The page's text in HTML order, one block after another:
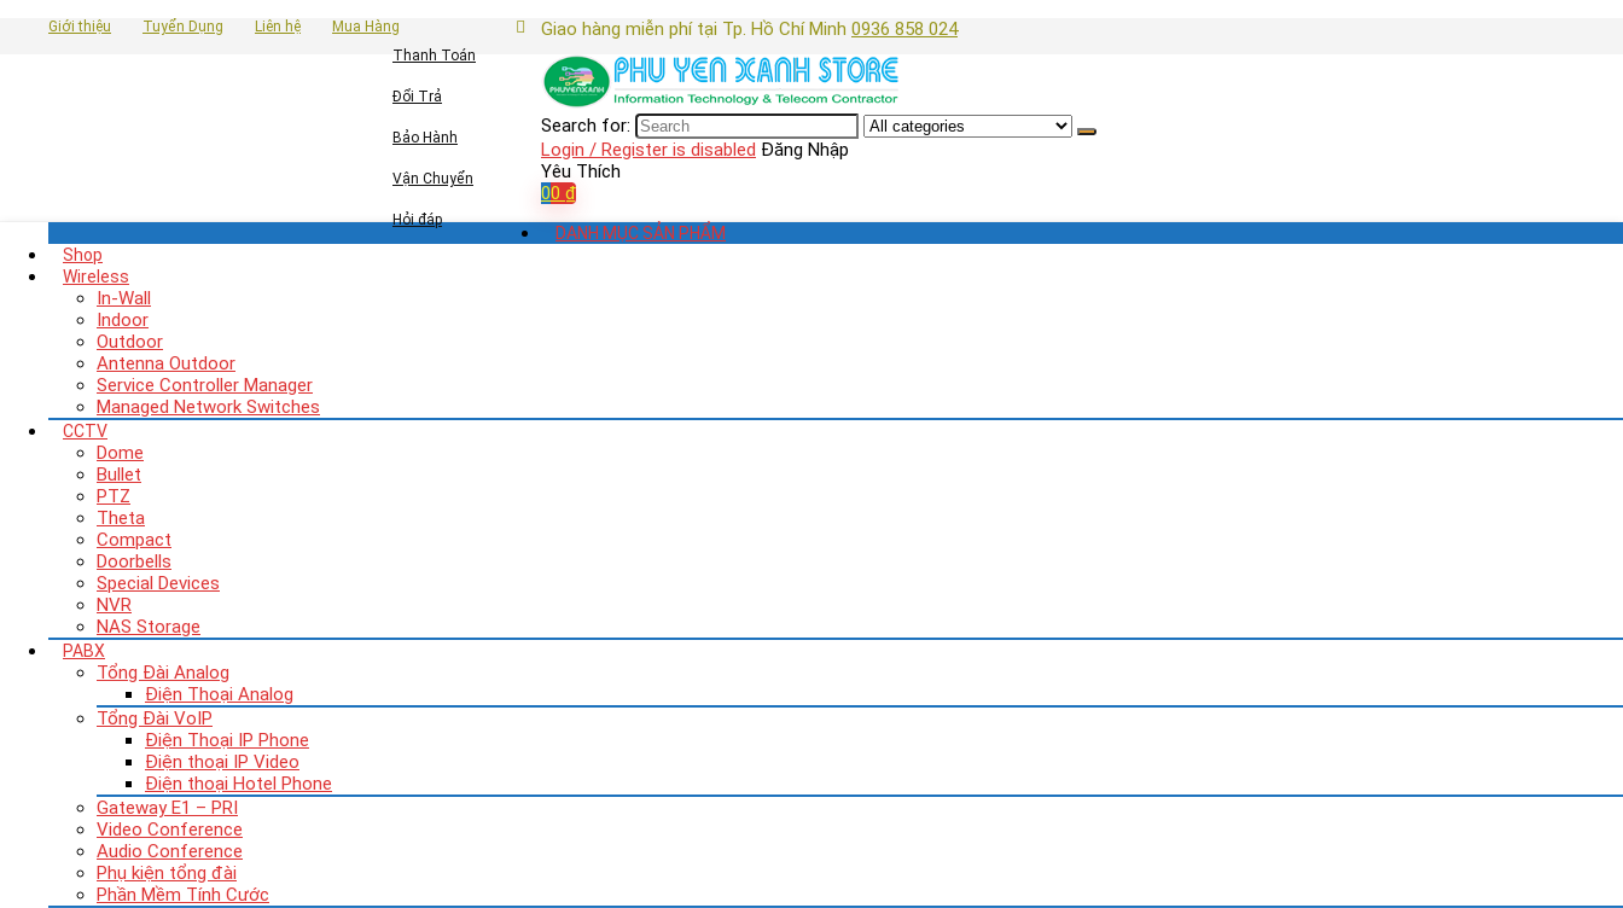
Giới thiệu Tuyển Dụng Liên hệ
Mua Hàng
Thanh Toán
Đổi Trả
Bảo Hành
Vận Chuyển
Hỏi đáp
Giao hàng miễn phí tại Tp. Hồ Chí Minh 0936 858 024
Search for:
Login / Register is disabled Đăng Nhập
Yêu Thích
00 ₫
DANH MỤC SẢN PHẨM
Shop
Wireless
In-Wall
Indoor
Outdoor
Antenna Outdoor
Service Controller Manager
Managed Network Switches
CCTV
Dome
Bullet
PTZ
Theta
Compact
Doorbells
Special Devices
NVR
NAS Storage
PABX
Tổng Đài Analog
Điện Thoại Analog
Tổng Đài VoIP
Điện Thoại IP Phone
Điện thoại IP Video
Điện thoại Hotel Phone
Gateway E1 – PRI
Video Conference
Audio Conference
Phụ kiện tổng đài
Phần Mềm Tính Cước